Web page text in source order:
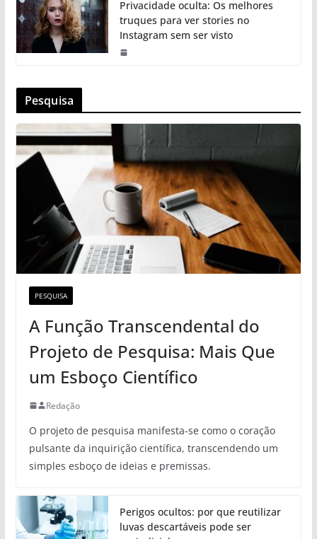
Privacidade oculta: Os melhores
truques para ver stories no
Instagram sem ser visto
Pesquisa
PESQUISA
A Função Transcendental do
Projeto de Pesquisa: Mais Que
um Esboço Científico
Redação
O projeto de pesquisa manifesta-se como o coração
pulsante da inquirição científica, transcendendo um
simples esboço de ideias e premissas.
Perigos ocultos: por que reutilizar
luvas descartáveis pode ser